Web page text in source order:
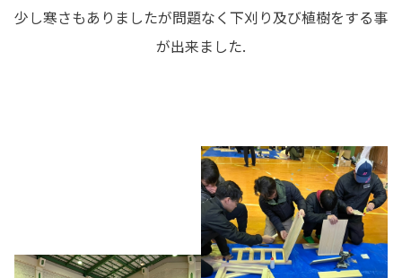
少し寒さもありましたが問題なく下刈り及び植樹をする事
が出来ました.